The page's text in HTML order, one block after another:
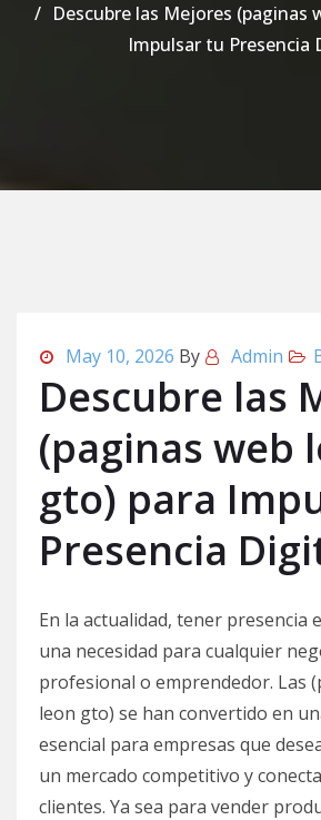
Descubre las Mejores (paginas
Impulsar tu Presencia
May 10, 2026 By Admin
Descubre las
(paginas web
gto) para
Presencia
En la actualidad, tener presencia
una necesidad para cualquier
profesional o emprendedor. Las
leon gto) se han convertido en
esencial para empresas que
un mercado competitivo y
clientes. Ya sea para vender